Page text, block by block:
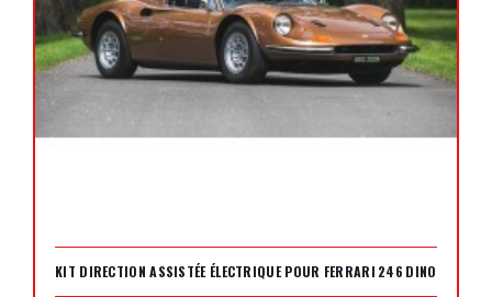
KIT DIRECTION ASSISTÉE ÉLECTRIQUE POUR FERRARI 246 DINO